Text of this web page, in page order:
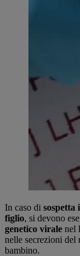
In caso di sospetta
figlio, si devono
genetico virale nel
nelle secrezioni del
bambino.